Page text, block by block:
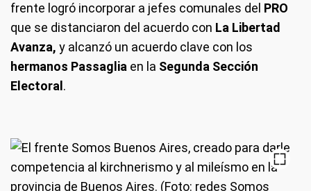
frente logró incorporar a jefes comunales del PRO
que se distanciaron del acuerdo con La Libertad
Avanza, y alcanzó un acuerdo clave con los
hermanos Passaglia en la Segunda Sección
Electoral .